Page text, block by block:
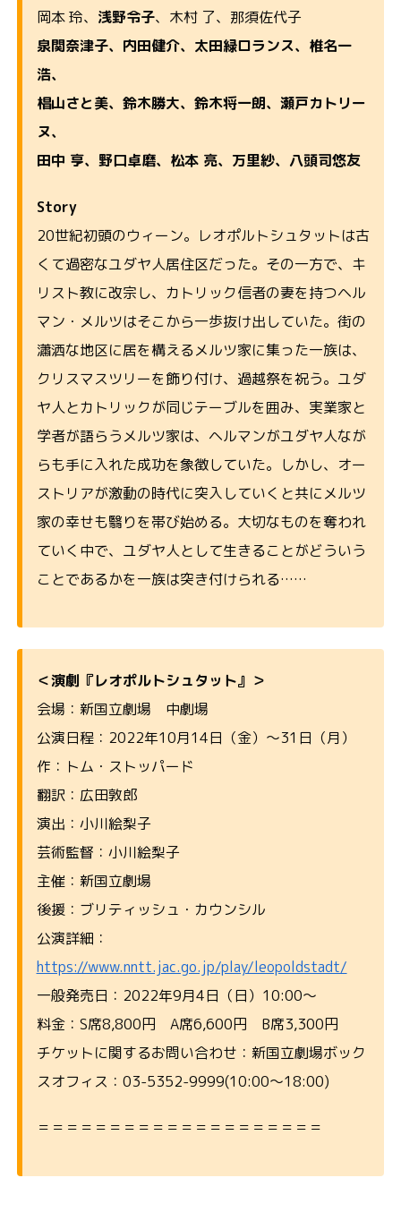
岡本 玲、 浅野令子、木村 了、那須佐代子
泉関奈津子、内田健介、太田緑ロランス、椎名一
浩、
椙山さと美、鈴木勝大、鈴木将一朗、瀬戸カトリー
ヌ、
田中 亨、野口卓磨、松本 亮、万里紗、八頭司悠友
Story
20世紀初頭のウィーン。レオポルトシュタットは古
くて過密なユダヤ人居住区だった。その一方で、キ
リスト教に改宗し、カトリック信者の妻を持つヘル
マン・メルツはそこから一歩抜け出していた。街の
瀟洒な地区に居を構えるメルツ家に集った一族は、
クリスマスツリーを飾り付け、過越祭を祝う。ユダ
ヤ人とカトリックが同じテーブルを囲み、実業家と
学者が語らうメルツ家は、ヘルマンがユダヤ人なが
らも手に入れた成功を象徴していた。しかし、オー
ストリアが激動の時代に突入していくと共にメルツ
家の幸せも翳りを帯び始める。大切なものを奪われ
ていく中で、ユダヤ人として生きることがどういう
ことであるかを一族は突き付けられる……
＜演劇『レオポルトシュタット』＞
会場：新国立劇場 中劇場
公演日程：2022年10月14日（金）～31日（月）
作：トム・ストッパード
翻訳：広田敦郎
演出：小川絵梨子
芸術監督：小川絵梨子
主催：新国立劇場
後援：ブリティッシュ・カウンシル
公演詳細：
https://www.nntt.jac.go.jp/play/leopoldstadt/
一般発売日：2022年9月4日（日）10:00～
料金：S席8,800円 A席6,600円 B席3,300円
チケットに関するお問い合わせ：新国立劇場ボック
スオフィス：03-5352-9999(10:00～18:00)
＝＝＝＝＝＝＝＝＝＝＝＝＝＝＝＝＝＝＝＝